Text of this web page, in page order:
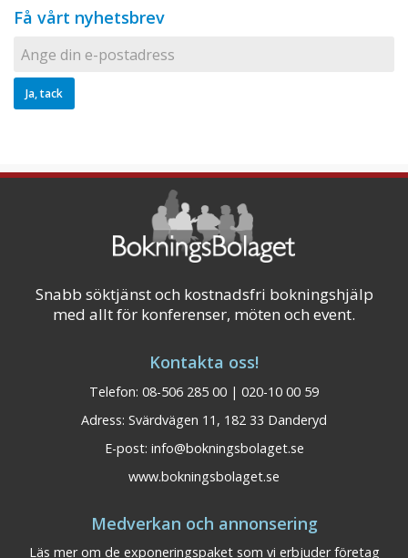
Få vårt nyhetsbrev
Snabb söktjänst och kostnadsfri bokningshjälp
med allt för konferenser, möten och event.
Kontakta oss!
Telefon: 08-506 285 00 | 020-10 00 59
Adress: Svärdvägen 11, 182 33 Danderyd
E-post: info@bokningsbolaget.se
www.bokningsbolaget.se
Medverkan och annonsering
Läs mer om de exponeringspaket som vi erbjuder företag